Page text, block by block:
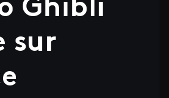
Ghibli
sur